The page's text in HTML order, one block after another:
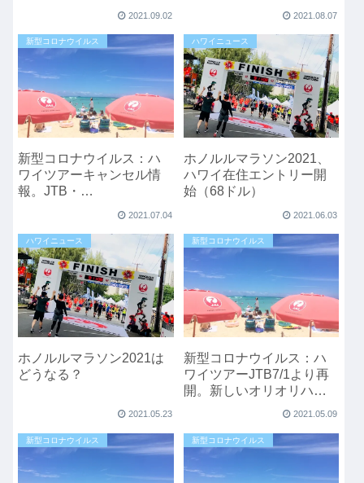
JALPACK（10/31ま
2021.09.02
JALPACK（8/31まで）・
2021.08.07
新型コロナウイルス
新型コロナウイルス：ハ
ワイツアーキャンセル情
報。JTB・
2021.07.04
ハワイニュース
ホノルルマラソン2021、
ハワイ在住エントリー開
始（68ドル）
2021.06.03
ハワイニュース
ホノルルマラソン2021は
どうなる？
2021.05.23
新型コロナウイルス
新型コロナウイルス：ハ
ワイツアーJTB7/1より再
開。新しいオリオリハワ
2021.05.09
新型コロナウイルス 新型コロナウイルス